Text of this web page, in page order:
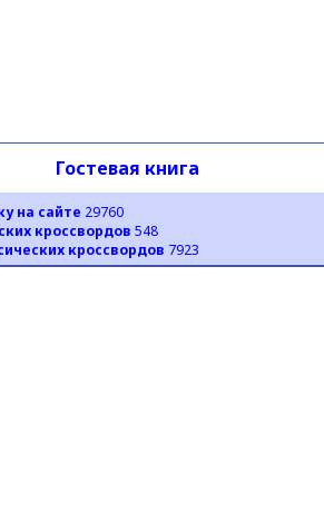
на сайте 29760
кроссвордов 548
кроссвордов 7923
Гостевая книга